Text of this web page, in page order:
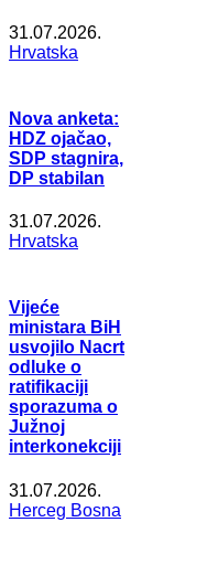
31.07.2026.
Hrvatska
Nova anketa:
HDZ ojačao,
SDP stagnira,
DP stabilan
31.07.2026.
Hrvatska
Vijeće
ministara BiH
usvojilo Nacrt
odluke o
ratifikaciji
sporazuma o
Južnoj
interkonekciji
31.07.2026.
Herceg Bosna